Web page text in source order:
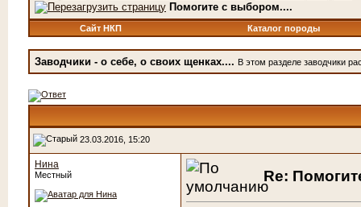
Помогите с выбором....
Сайт НКП Каталог породы
Заводчики - о себе, о своих щенках.... В этом разделе заводчики
23.03.2016, 15:20
Нина
Местный Re: